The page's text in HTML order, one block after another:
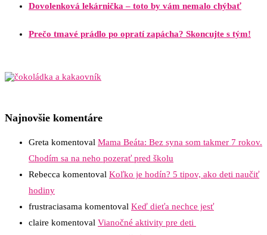
Dovolenková lekárnička – toto by vám nemalo chýbať
Prečo tmavé prádlo po opratí zapácha? Skoncujte s tým!
Najnovšie komentáre
Greta komentoval Mama Beáta: Bez syna som takmer 7 rokov.
Chodím sa na neho pozerať pred školu
Rebecca komentoval Koľko je hodín? 5 tipov, ako deti naučiť
hodiny
frustraciasama komentoval Keď dieťa nechce jesť
claire komentoval Vianočné aktivity pre deti